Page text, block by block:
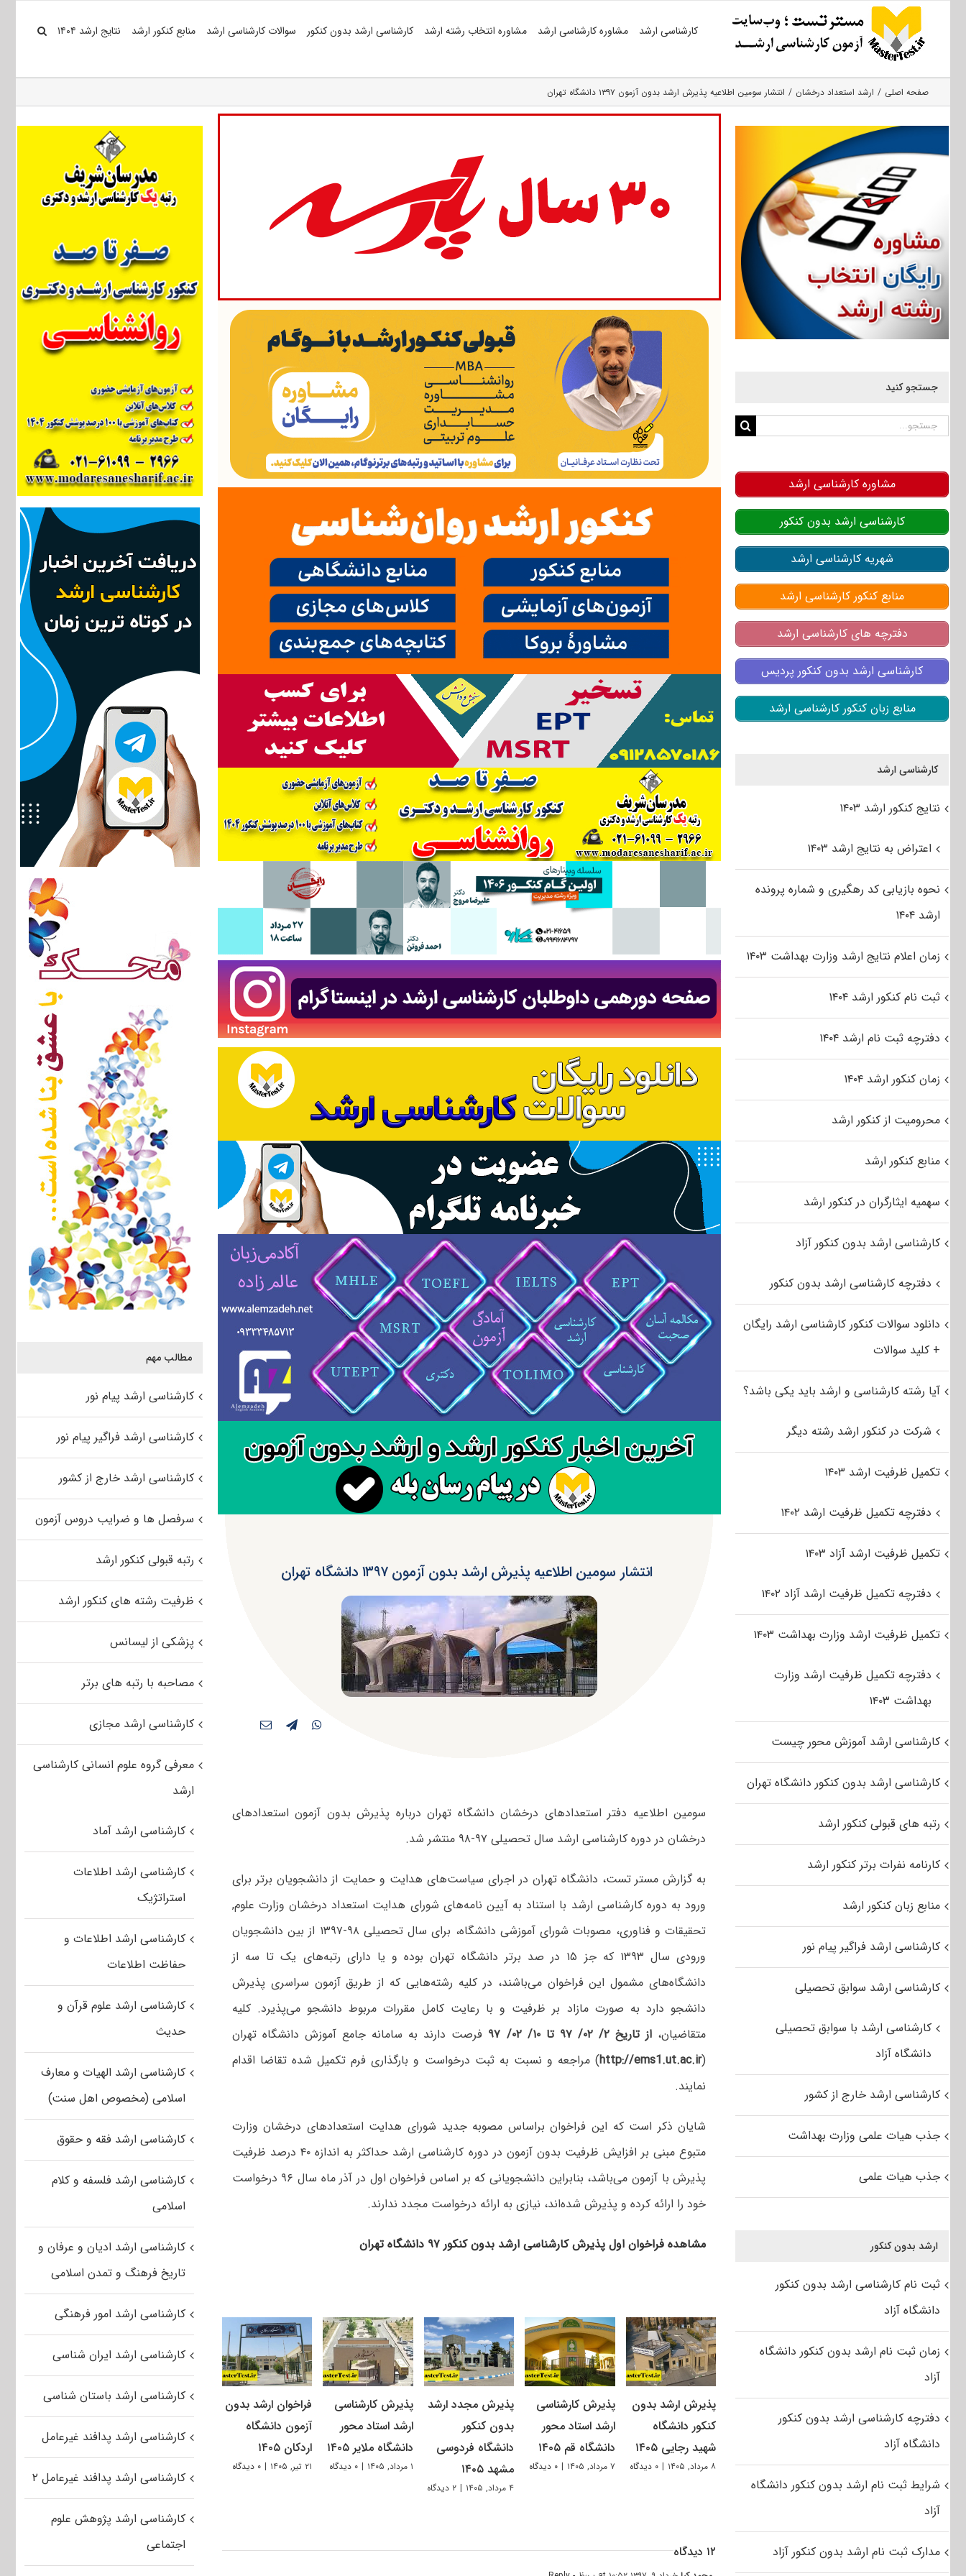
کارشناسی ارشد مشاوره کارشناسی ارشد مشاوره انتخاب رشته ارشد کارشناسی ارشد بدون کنکور سوالات کارشناسی ارشد منابع کنکور ارشد نتایج ارشد ۱۴۰۴
صفحه اصلی ارشد استعداد درخشان انتشار سومین اطلاعیه پذیرش ارشد بدون آزمون ۱۳۹۷ دانشگاه تهران
انتشار سومین اطلاعیه پذیرش ارشد بدون آزمون ۱۳۹۷ دانشگاه تهران
سومین اطلاعیه دفتر استعدادهای درخشان دانشگاه تهران درباره پذیرش بدون آزمون استعدادهای
درخشان در دوره کارشناسی ارشد سال تحصیلی ۹۷-۹۸ منتشر شد.
به گزارش مستر تست، دانشگاه تهران در اجرای سیاست‌های هدایت و حمایت از دانشجویان برتر برای
ورود به دوره کارشناسی ارشد با استناد به آیین نامه‌های شورای هدایت استعداد درخشان وزارت علوم,
تحقیقات و فناوری، مصوبات شورای آموزشی دانشگاه، برای سال تحصیلی ۹۸-۱۳۹۷ از بین دانشجویان
ورودی سال ۱۳۹۳ که جز ۱۵ در صد برتر دانشگاه تهران بوده و یا دارای رتبه‌های یک تا سه از
دانشگاه‌های مشمول این فراخوان می‌باشند، در کلیه رشته‌هایی که از طریق آزمون سراسری پذیرش
دانشجو دارد به صورت مازاد بر ظرفیت و با رعایت کامل مقررات مربوط دانشجو می‌پذیرد. کلیه
متقاضیان، از تاریخ ۲/‏ ۰۲/ ‏۹۷ تا ۱۰/ ۰۲/ ‏۹۷
فرصت دارند به سامانه جامع آموزش دانشگاه تهران
(
http://ems1.ut.ac.ir) مراجعه و نسبت به ثبت درخواست و بارگذاری فرم تکمیل شده تقاضا اقدام
نمایند.
شایان ذکر است که این فراخوان براساس مصوبه جدید شورای هدایت استعدادهای درخشان وزارت
متبوع مبنی بر افزایش ظرفیت بدون آزمون در دوره کارشناسی ارشد حداکثر به اندازه ۴۰ درصد ظرفیت
پذیرش با آزمون می‌باشد، بنابراین دانشجویانی که بر اساس فراخوان اول در آذر ماه سال ۹۶ درخواست
خود را ارائه کرده و پذیرش شده‌اند، نیازی به ارائه درخواست مجدد ندارند.
مشاهده فراخوان اول پذیرش کارشناسی ارشد بدون کنکور ۹۷ دانشگاه تهران
پذیرش ارشد بدون
کنکور دانشگاه
شهید رجایی ۱۴۰۵
۸ مرداد, ۱۴۰۵ | ۰ دیدگاه
پذیرش کارشناسی
ارشد استاد محور
دانشگاه قم ۱۴۰۵
۷ مرداد, ۱۴۰۵ | ۰ دیدگاه
پذیرش مجدد ارشد
بدون کنکور
دانشگاه فردوسی
مشهد ۱۴۰۵
۴ مرداد, ۱۴۰۵ | ۲ دیدگاه
پذیرش کارشناسی
ارشد استاد محور
دانشگاه ملایر ۱۴۰۵
۱ مرداد, ۱۴۰۵ | ۰ دیدگاه
فراخوان ارشد بدون
آزمون دانشگاه
اردکان ۱۴۰۵
۲۱ تیر, ۱۴۰۵ | ۰ دیدگاه
۱۲ دیدگاه
مطالب مهم
کارشناسی ارشد پیام نور
کارشناسی ارشد فراگیر پیام نور
کارشناسی ارشد خارج از کشور
سرفصل ها و ضرایب دروس آزمون
رتبه قبولی کنکور ارشد
ظرفیت رشته های کنکور ارشد
پزشکی از لیسانس
مصاحبه با رتبه های برتر
کارشناسی ارشد مجازی
معرفی گروه علوم انسانی کارشناسی
ارشد
کارشناسی ارشد آماد
کارشناسی ارشد اطلاعات
استراتژیک
کارشناسی ارشد اطلاعات و
حفاظت اطلاعات
کارشناسی ارشد علوم قرآن و
حدیث
کارشناسی ارشد الهیات و معارف
اسلامی (مخصوص اهل سنت)
کارشناسی ارشد فقه و حقوق
کارشناسی ارشد فلسفه و کلام
اسلامی
کارشناسی ارشد ادیان و عرفان و
تاریخ فرهنگ و تمدن اسلامی
کارشناسی ارشد امور فرهنگی
کارشناسی ارشد ایران شناسی
کارشناسی ارشد باستان شناسی
کارشناسی ارشد پدافند غیرعامل
کارشناسی ارشد پدافند غیرعامل ۲
کارشناسی ارشد پژوهش علوم
اجتماعی
جستجو کنید
جستجو
مشاوره کارشناسی ارشد
کارشناسی ارشد بدون کنکور
شهریه کارشناسی ارشد
منابع کنکور کارشناسی ارشد
دفترچه های کارشناسی ارشد
کارشناسی ارشد بدون کنکور پردیس
منابع زبان کنکور کارشناسی ارشد
کارشناسی ارشد
نتایج کنکور ارشد ۱۴۰۳
اعتراض به نتایج ارشد ۱۴۰۳
نحوه بازیابی کد رهگیری و شماره پرونده
ارشد ۱۴۰۴
زمان اعلام نتایج ارشد وزارت بهداشت ۱۴۰۳
ثبت نام کنکور ارشد ۱۴۰۴
دفترچه ثبت نام ارشد ۱۴۰۴
زمان کنکور ارشد ۱۴۰۴
محرومیت از کنکور ارشد
منابع کنکور ارشد
سهمیه ایثارگران در کنکور ارشد
کارشناسی ارشد بدون کنکور آزاد
دفترچه کارشناسی ارشد بدون کنکور
دانلود سوالات کنکور کارشناسی ارشد رایگان
+ کلید سوالات
آیا رشته کارشناسی و ارشد باید یکی باشد؟
شرکت در کنکور ارشد رشته دیگر
تکمیل ظرفیت ارشد ۱۴۰۳
دفترچه تکمیل ظرفیت ارشد ۱۴۰۲
تکمیل ظرفیت ارشد آزاد ۱۴۰۳
دفترچه تکمیل ظرفیت ارشد آزاد ۱۴۰۲
تکمیل ظرفیت ارشد وزارت بهداشت ۱۴۰۳
دفترچه تکمیل ظرفیت ارشد وزارت
بهداشت ۱۴۰۳
کارشناسی ارشد آموزش محور چیست
کارشناسی ارشد بدون کنکور دانشگاه تهران
رتبه های قبولی کنکور ارشد
کارنامه نفرات برتر کنکور ارشد
منابع زبان کنکور ارشد
کارشناسی ارشد فراگیر پیام نور
کارشناسی ارشد سوابق تحصیلی
کارشناسی ارشد با سوابق تحصیلی
دانشگاه آزاد
کارشناسی ارشد خارج از کشور
جذب هیات علمی وزارت بهداشت
جذب هیات علمی
ارشد بدون کنکور
ثبت نام کارشناسی ارشد بدون کنکور
دانشگاه آزاد
زمان ثبت نام ارشد بدون کنکور دانشگاه
آزاد
دفترچه کارشناسی ارشد بدون کنکور
دانشگاه آزاد
شرایط ثبت نام ارشد بدون کنکور دانشگاه
آزاد
مدارک ثبت نام ارشد بدون کنکور آزاد